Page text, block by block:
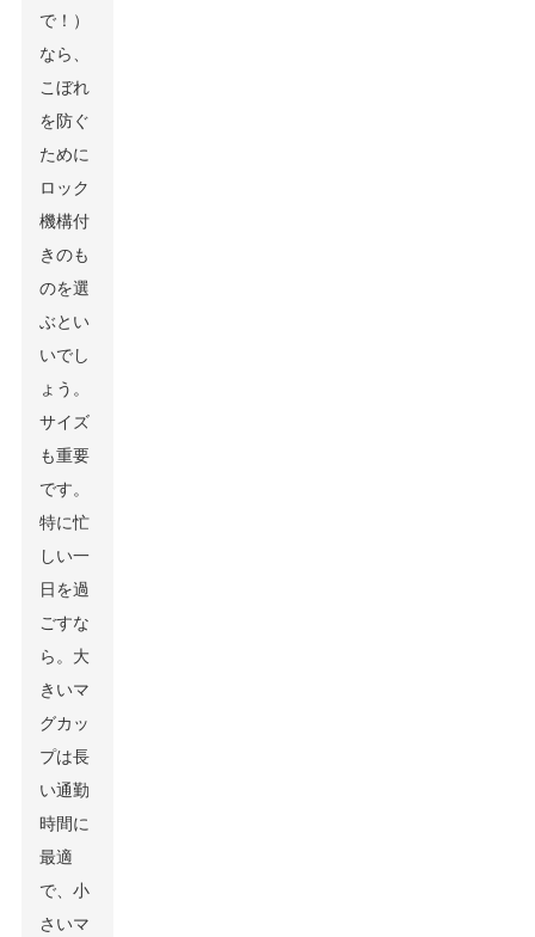
で！）
なら、
こぼれ
を防ぐ
ために
ロック
機構付
きのも
のを選
ぶとい
いでし
ょう。
サイズ
も重要
です。
特に忙
しい一
日を過
ごすな
ら。大
きいマ
グカッ
プは長
い通勤
時間に
最適
で、小
さいマ